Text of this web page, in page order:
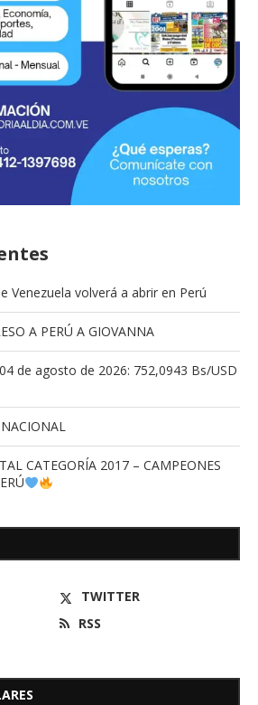
Venezuela volverá a abrir en Perú
A PERÚ A GIOVANNA
de agosto de 2026: 752,0943 Bs/USD
CATEGORÍA 2017 – CAMPEONES
TWITTER
RSS